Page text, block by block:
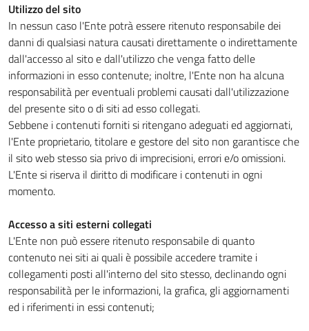
Utilizzo del sito
In nessun caso l'Ente potrà essere ritenuto responsabile dei
danni di qualsiasi natura causati direttamente o indirettamente
dall'accesso al sito e dall'utilizzo che venga fatto delle
informazioni in esso contenute; inoltre, l'Ente non ha alcuna
responsabilità per eventuali problemi causati dall'utilizzazione
del presente sito o di siti ad esso collegati.
Sebbene i contenuti forniti si ritengano adeguati ed aggiornati,
l'Ente proprietario, titolare e gestore del sito non garantisce che
il sito web stesso sia privo di imprecisioni, errori e/o omissioni.
L'Ente si riserva il diritto di modificare i contenuti in ogni
momento.
Accesso a siti esterni collegati
L'Ente non può essere ritenuto responsabile di quanto
contenuto nei siti ai quali è possibile accedere tramite i
collegamenti posti all'interno del sito stesso, declinando ogni
responsabilità per le informazioni, la grafica, gli aggiornamenti
ed i riferimenti in essi contenuti;